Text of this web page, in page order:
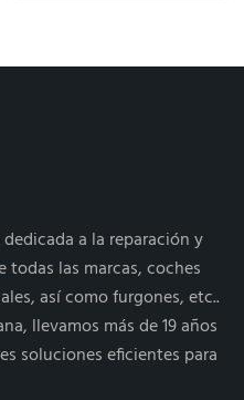
a la reparación y
las marcas, coches
así como furgones, etc..
llevamos más de 19 años
soluciones eficientes para